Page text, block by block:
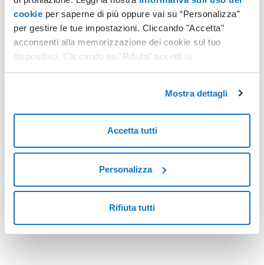
cookie per saperne di più oppure vai su “Personalizza”
per gestire le tue impostazioni. Cliccando "Accetta"
acconsenti alla memorizzazione dei cookie sul tuo
dispositivo. Cliccando su "Rifiuta" accetti la
memorizzazione dei soli cookie necessari.
Mostra dettagli
Accetta tutti
Personalizza
Rifiuta tutti
CONSERVAZIONE DIGITALE
fiscali non rappresenta più una semplice opportunità, ma è
della Pubblica Amministrazione e delle imprese italiane.
Leggi tutto